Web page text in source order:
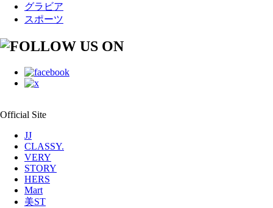
グラビア
スポーツ
Official Site
JJ
CLASSY.
VERY
STORY
HERS
Mart
美ST